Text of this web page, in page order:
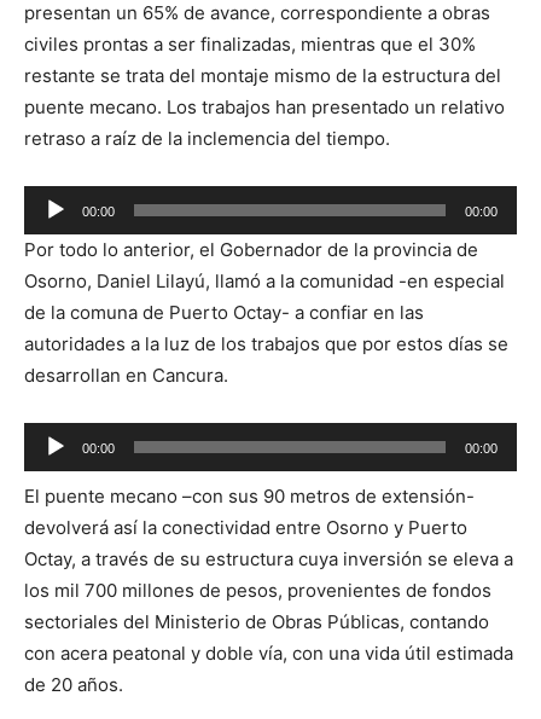
presentan un 65% de avance, correspondiente a obras
civiles prontas a ser finalizadas, mientras que el 30%
restante se trata del montaje mismo de la estructura del
puente mecano. Los trabajos han presentado un relativo
retraso a raíz de la inclemencia del tiempo.
Reproductor
de
audio
00:00 00:00
Por todo lo anterior, el Gobernador de la provincia de
Osorno, Daniel Lilayú, llamó a la comunidad -en especial
de la comuna de Puerto Octay- a confiar en las
autoridades a la luz de los trabajos que por estos días se
desarrollan en Cancura.
Reproductor
de
audio
00:00 00:00
El puente mecano –con sus 90 metros de extensión-
devolverá así la conectividad entre Osorno y Puerto
Octay, a través de su estructura cuya inversión se eleva a
los mil 700 millones de pesos, provenientes de fondos
sectoriales del Ministerio de Obras Públicas, contando
con acera peatonal y doble vía, con una vida útil estimada
de 20 años.